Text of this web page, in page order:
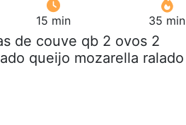
15 min 35 min
de couve qb 2 ovos 2
queijo mozarella ralado